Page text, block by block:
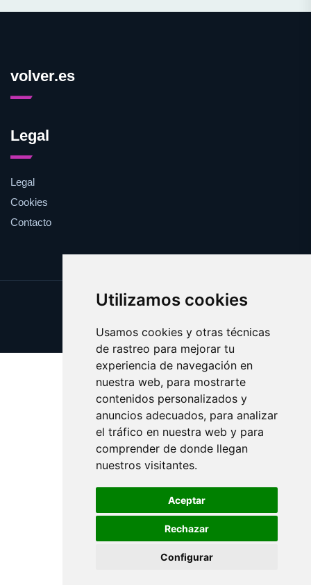
Utilizamos cookies
Usamos cookies y otras técnicas
de rastreo para mejorar tu
experiencia de navegación en
nuestra web, para mostrarte
contenidos personalizados y
anuncios adecuados, para analizar
el tráfico en nuestra web y para
comprender de donde llegan
nuestros visitantes.
Aceptar
Rechazar
Configurar
volver.es
Legal
Legal
Cookies
Contacto
Update cookies preferences
Copyright © 2026 volver.es